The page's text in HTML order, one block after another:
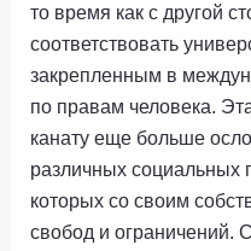
то время как с другой
соответствовать
закрепленным в
по правам человека.
канату еще больше
различных социальных
которых со своим
свобод и ограничений.